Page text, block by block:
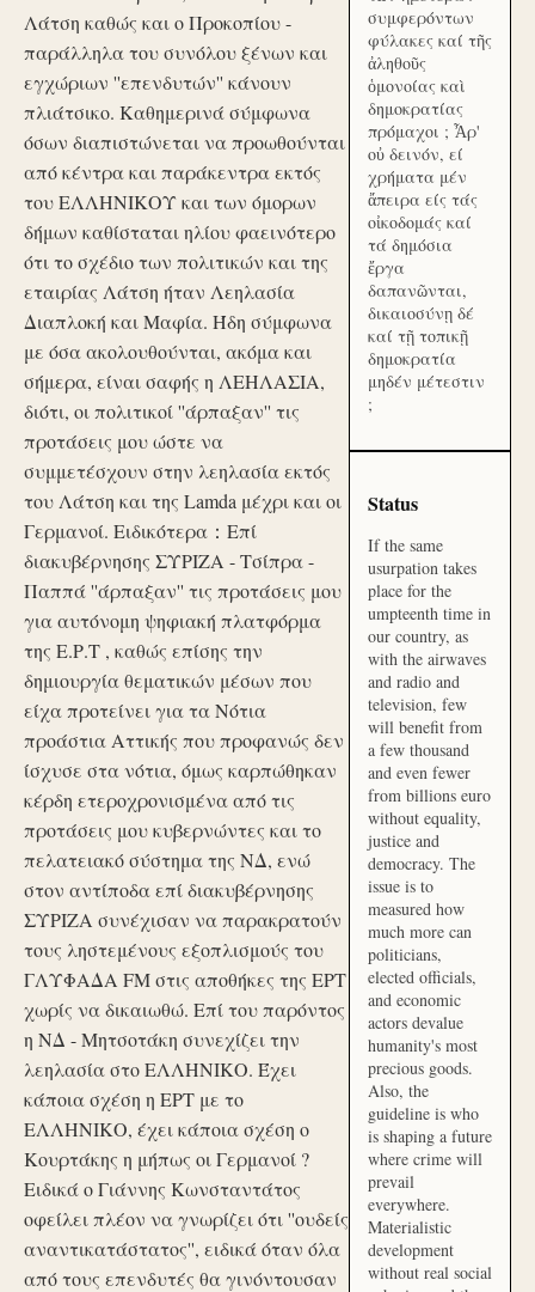
Λάτση καθώς και ο Προκοπίου -
παράλληλα του συνόλου ξένων και
εγχώριων ''επενδυτών'' κάνουν
πλιάτσικο. Καθημερινά σύμφωνα
όσων διαπιστώνεται να προωθούνται
από κέντρα και παράκεντρα εκτός
του ΕΛΛΗΝΙΚΟΥ και των όμορων
δήμων καθίσταται ηλίου φαεινότερο
ότι το σχέδιο των πολιτικών και της
εταιρίας Λάτση ήταν Λεηλασία
Διαπλοκή και Μαφία. Ήδη σύμφωνα
με όσα ακολουθούνται, ακόμα και
σήμερα, είναι σαφής η ΛΕΗΛΑΣΙΑ,
διότι, οι πολιτικοί ''άρπαξαν'' τις
προτάσεις μου ώστε να
συμμετέσχουν στην λεηλασία εκτός
του Λάτση και της Lamda μέχρι και οι
Γερμανοί. Ειδικότερα：Επί
διακυβέρνησης ΣΥΡΙΖΑ - Τσίπρα -
Παππά ''άρπαξαν'' τις προτάσεις μου
για αυτόνομη ψηφιακή πλατφόρμα
της Ε.Ρ.Τ , καθώς επίσης την
δημιουργία θεματικών μέσων που
είχα προτείνει για τα Νότια
προάστια Αττικής που προφανώς δεν
ίσχυσε στα νότια, όμως καρπώθηκαν
κέρδη ετεροχρονισμένα από τις
προτάσεις μου κυβερνώντες και το
πελατειακό σύστημα της ΝΔ, ενώ
στον αντίποδα επί διακυβέρνησης
ΣΥΡΙΖΑ συνέχισαν να παρακρατούν
τους ληστεμένους εξοπλισμούς του
ΓΛΥΦΑΔΑ FM στις αποθήκες της ΕΡΤ
χωρίς να δικαιωθώ. Επί του παρόντος
η ΝΔ - Μητσοτάκη συνεχίζει την
λεηλασία στο ΕΛΛΗΝΙΚΟ. Έχει
κάποια σχέση η ΕΡΤ με το
ΕΛΛΗΝΙΚΟ, έχει κάποια σχέση ο
Κουρτάκης η μήπως οι Γερμανοί ?
Ειδικά ο Γιάννης Κωνσταντάτος
οφείλει πλέον να γνωρίζει ότι ''ουδείς
αναντικατάστατος'', ειδικά όταν όλα
από τους επενδυτές θα γινόντουσαν
συμφερόντων
φύλακες καί τῆς
ἀληθοῦς
ὁμονοίας καὶ
δημοκρατίας
πρόμαχοι ; Ἆρ'
οὐ δεινόν, εί
χρήματα μέν
ἄπειρα είς τάς
οἰκοδομάς καί
τά δημόσια
ἔργα
δαπανῶνται,
δικαιοσύνῃ δέ
καί τῇ τοπικῇ
δημοκρατία
μηδέν μέτεστιν
;
Status
If the same
usurpation takes
place for the
umpteenth time in
our country, as
with the airwaves
and radio and
television, few
will benefit from
a few thousand
and even fewer
from billions euro
without equality,
justice and
democracy. The
issue is to
measured how
much more can
politicians,
elected officials,
and economic
actors devalue
humanity's most
precious goods.
Also, the
guideline is who
is shaping a future
where crime will
prevail
everywhere.
Materialistic
development
without real social